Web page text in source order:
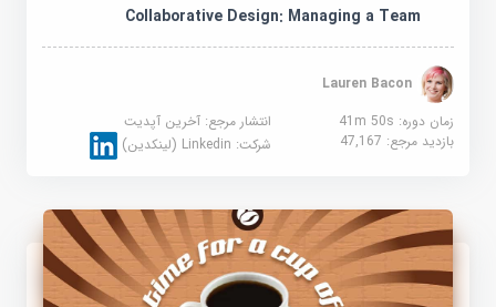
Collaborative Design: Managing a Team
Lauren Bacon
زمان دوره: 41m 50s
انتشار مرجع:آخرین آپدیت
بازدید مرجع:47,167 شرکت:Linkedin (لینکدین)